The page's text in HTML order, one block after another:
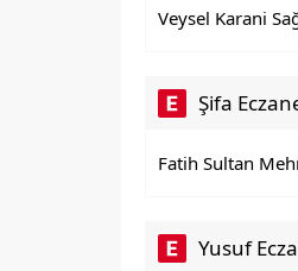
Veysel Karani
Şifa
Fatih Sultan
Yusuf